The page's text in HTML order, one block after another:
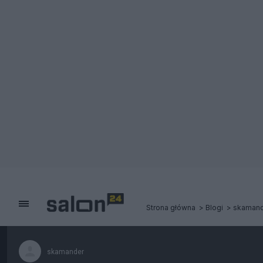
Strona główna Blogi
skamander